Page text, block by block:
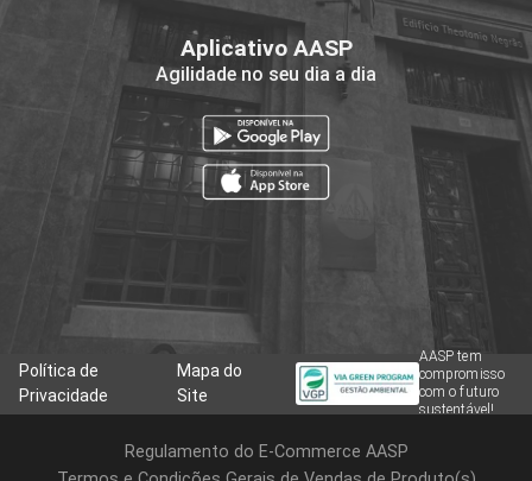
Aplicativo AASP
Agilidade no seu dia a dia
Política de
Privacidade
Mapa do
Site
AASP tem
compromisso
com o futuro
sustentável!
Regulamento do E-Commerce AASP